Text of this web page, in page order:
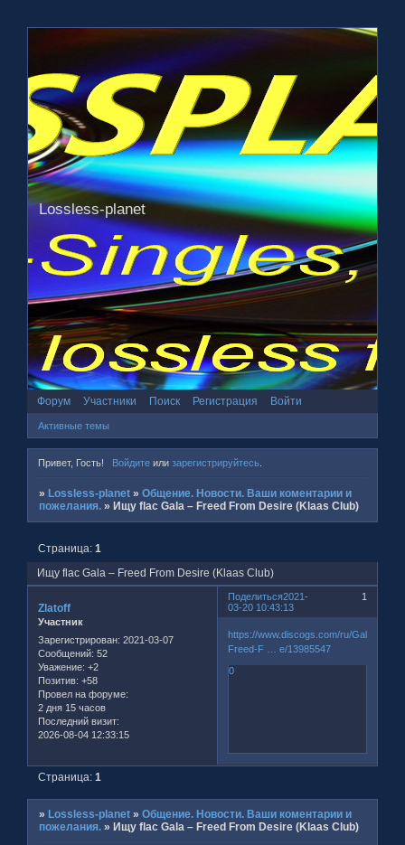
Lossless-planet
Форум Участники Поиск Регистрация Войти
Активные темы
Привет, Гость! Войдитеили зарегистрируйтесь.
» Lossless-planet »Общение. Новости. Ваши коментарии и
пожелания. » Ищу flac Gala ‎– Freed From Desire (Klaas Club)
Ищу flac Gala ‎– Freed From Desire (Klaas Club)
Страница:1
Поделиться 1
2021-
03-20 10:43:13
Zlatoff
Участник
Зарегистрирован: 2021-03-07
Сообщений: 52
Уважение: +2
Позитив: +58
Провел на форуме:
2 дня 15 часов
Последний визит:
2026-08-04 12:33:15
https://www.discogs.com/ru/Gala-
Freed-F … e/13985547
0
Страница:1
» Lossless-planet »Общение. Новости. Ваши коментарии и
пожелания. » Ищу flac Gala ‎– Freed From Desire (Klaas Club)